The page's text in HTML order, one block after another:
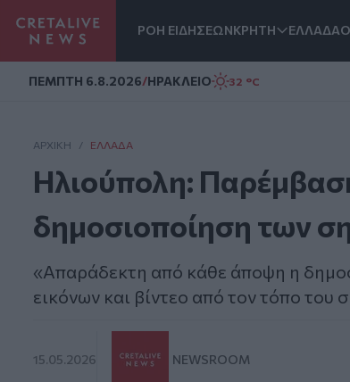
ΡΟΗ ΕΙΔΗΣΕΩΝΚΡΗΤΗ ΕΛΛΑΔΑ
ΠΕΜΠΤΗ 6.8.2026/ΗΡΑΚΛΕΙΟ 32 °C
ΑΡΧΙΚΗ / ΕΛΛΆΔΑ
Ηλιούπολη:
δημοσιοποίηση των
«Απαράδεκτη από κάθε άποψη η
εικόνων και βίντεο από τον τόπο του
15.05.2026 NEWSROOM